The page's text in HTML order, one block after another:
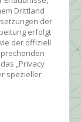
Drittland
der
erfolgt
der offiziell
„Privacy
spezieller